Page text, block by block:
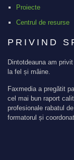
Proiecte
Centrul de resurse
PRIVIND
Dintotdeauna am
la fel și mâine.
Faxmedia a pregătit
cel mai bun raport
profesionale rabatul
formatorul și